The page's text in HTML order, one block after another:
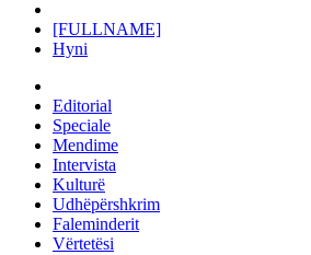
[FULLNAME]
Hyni
Editorial
Speciale
Mendime
Intervista
Kulturë
Udhëpërshkrim
Faleminderit
Vërtetësi